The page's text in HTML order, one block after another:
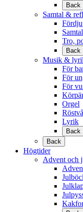
Back
Samtal &
Tro,
Back
Musik &
För
För
För
Orgel
Lyrik
Back
Back
Högtider
Advent och